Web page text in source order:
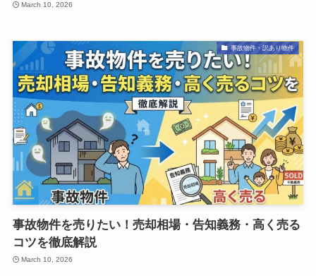
March 10, 2026
事故物件・訳あり物件
事故物件を売りたい！売却相場・告知義務・高く売る
コツを徹底解説
March 10, 2026